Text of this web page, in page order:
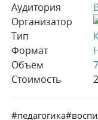
Аудитория
Организатор
Тип
Формат
Объём
Стоимость
#педагогика